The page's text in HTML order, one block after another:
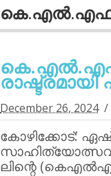
കെ.എല്‍.എഫ്
കെ.എല്‍.എഫ്
രാഷ്ട്രമായി
December 26, 2024
കോഴിക്കോട്:
ലിന്റെ